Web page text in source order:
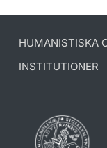
HUMANISTISKA
INSTITUTIONER